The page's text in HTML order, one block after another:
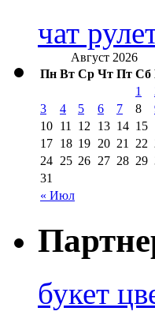
чат
Август 2026
Пн Вт Ср Чт Пт Сб
« Июл
1
3
4 5 6 7 8
10 11 12 13 14 15
17 18 19 20 21 22
24 25 26 27 28 29
31
букет